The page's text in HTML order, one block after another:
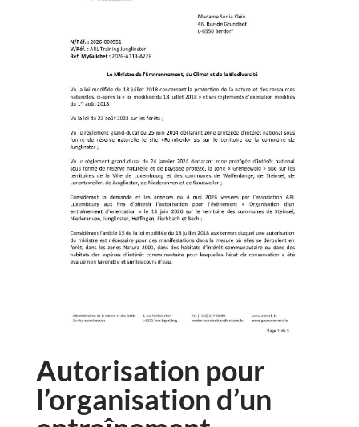
Autorisation pour
l’organisation d’un